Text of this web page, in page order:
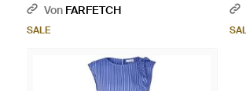
Von FARFETCH
SALE